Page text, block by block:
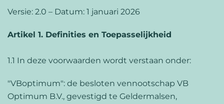
Versie: 2.0 – Datum: 1 januari 2026
Artikel 1. Definities en Toepasselijkheid
1.1 In deze voorwaarden wordt verstaan onder:
"VBoptimum": de besloten vennootschap VB
Optimum B.V., gevestigd te Geldermalsen,